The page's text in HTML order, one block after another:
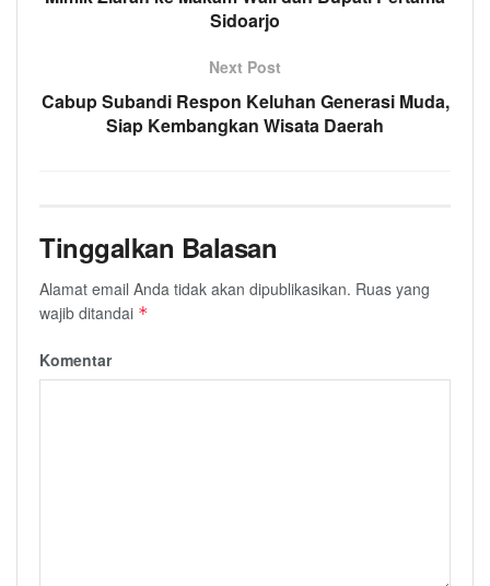
Sidoarjo
Next Post
Cabup Subandi Respon Keluhan Generasi Muda,
Siap Kembangkan Wisata Daerah
Tinggalkan Balasan
Alamat email Anda tidak akan dipublikasikan. Ruas yang
wajib ditandai *
Komentar